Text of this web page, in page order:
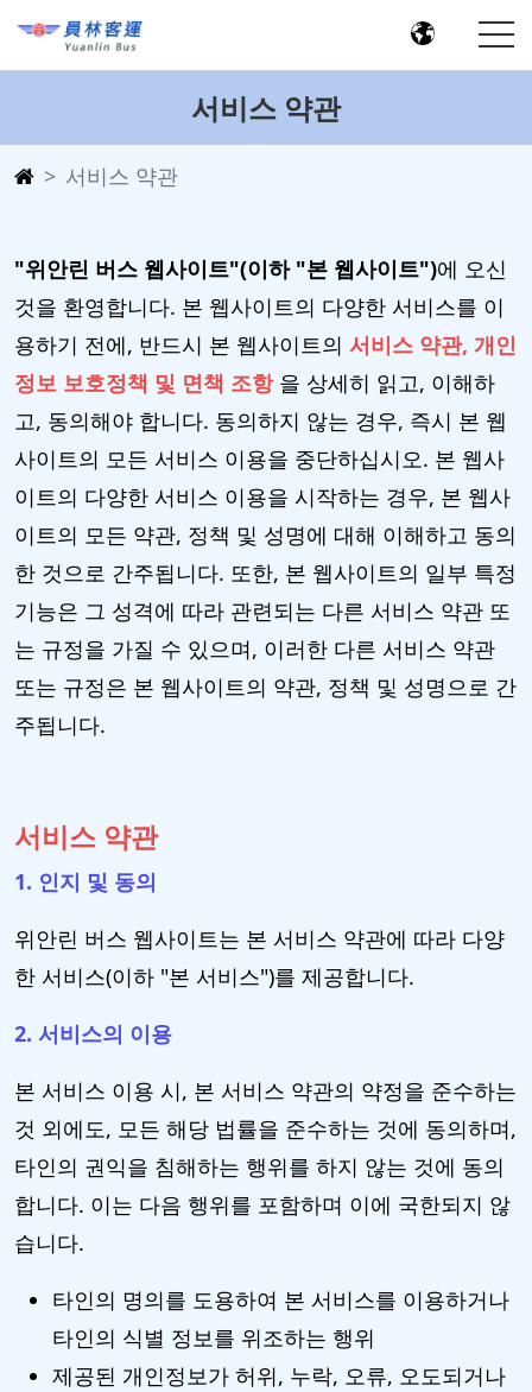
서비스 약관
서비스 약관
"위안린 버스 웹사이트"(이하 "본 웹사이트")에 오신
것을 환영합니다. 본 웹사이트의 다양한 서비스를 이
용하기 전에, 반드시 본 웹사이트의 서비스 약관, 개인
정보 보호정책 및 면책 조항 을 상세히 읽고, 이해하
고, 동의해야 합니다. 동의하지 않는 경우, 즉시 본 웹
사이트의 모든 서비스 이용을 중단하십시오. 본 웹사
이트의 다양한 서비스 이용을 시작하는 경우, 본 웹사
이트의 모든 약관, 정책 및 성명에 대해 이해하고 동의
한 것으로 간주됩니다. 또한, 본 웹사이트의 일부 특정
기능은 그 성격에 따라 관련되는 다른 서비스 약관 또
는 규정을 가질 수 있으며, 이러한 다른 서비스 약관
또는 규정은 본 웹사이트의 약관, 정책 및 성명으로 간
주됩니다.
서비스 약관
1. 인지 및 동의
위안린 버스 웹사이트는 본 서비스 약관에 따라 다양
한 서비스(이하 "본 서비스")를 제공합니다.
2. 서비스의 이용
본 서비스 이용 시, 본 서비스 약관의 약정을 준수하는
것 외에도, 모든 해당 법률을 준수하는 것에 동의하며,
타인의 권익을 침해하는 행위를 하지 않는 것에 동의
합니다. 이는 다음 행위를 포함하며 이에 국한되지 않
습니다.
타인의 명의를 도용하여 본 서비스를 이용하거나
타인의 식별 정보를 위조하는 행위
제공된 개인정보가 허위, 누락, 오류, 오도되거나